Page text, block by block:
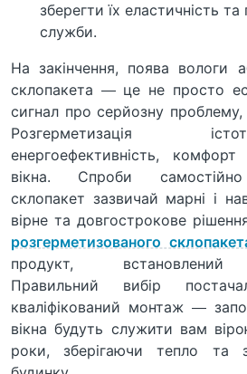
зберегти їх еластичність
служби.
На закінчення, поява вологи
склопакета — це не просто
сигнал про серйозну
Розгерметизація
енергоефективність,
вікна. Спроби самостійно
склопакет зазвичай марні і
вірне та довгострокове
розгерметизованого
продукт, встановлений
Правильний вибір
кваліфікований монтаж —
вікна будуть служити вам
роки, зберігаючи тепло та